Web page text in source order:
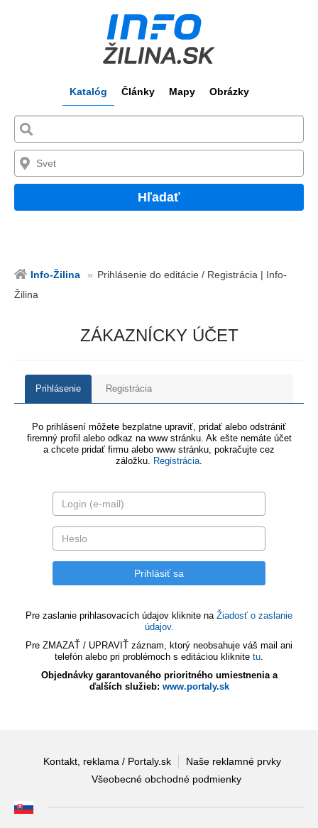
Katalóg Články Mapy Obrázky
Hľadať
Info-Žilina
Prihlásenie do editácie / Registrácia | Info-
Žilina
ZÁKAZNÍCKY ÚČET
Prihlásenie Registrácia
Po prihlásení môžete bezplatne upraviť, pridať alebo odstrániť
firemný profil alebo odkaz na www stránku. Ak ešte nemáte účet
a chcete pridať firmu alebo www stránku, pokračujte cez
záložku. Registrácia.
Pre zaslanie prihlasovacích údajov kliknite na Žiadosť o zaslanie
údajov.
Pre ZMAZAŤ / UPRAVIŤ záznam, ktorý neobsahuje váš mail ani
telefón alebo pri problémoch s editáciou kliknite tu.
Objednávky garantovaného prioritného umiestnenia a
ďalších služieb: www.portaly.sk
Kontakt, reklama / Portaly.sk
Naše reklamné prvky
Všeobecné obchodné podmienky